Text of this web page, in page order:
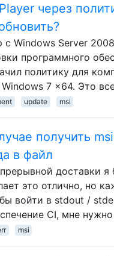
через
Windows Server
программного
политику для
7 x64. Это
update msi
получить
в файл
доставки
это отлично, но
войти в stdout /
CI, мне
msi